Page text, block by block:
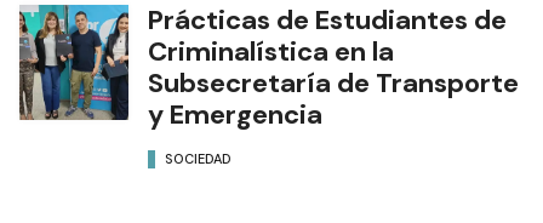
Prácticas de Estudiantes de
Criminalística en la
Subsecretaría de Transporte
y Emergencia
SOCIEDAD